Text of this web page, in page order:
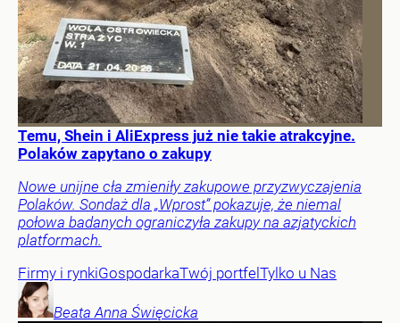
Temu, Shein i AliExpress już nie takie atrakcyjne.
Polaków zapytano o zakupy
Nowe unijne cła zmieniły zakupowe przyzwyczajenia
Polaków. Sondaż dla „Wprost” pokazuje, że niemal
połowa badanych ograniczyła zakupy na azjatyckich
platformach.
Firmy i rynkiGospodarkaTwój portfel Tylko u Nas
Beata Anna Święcicka